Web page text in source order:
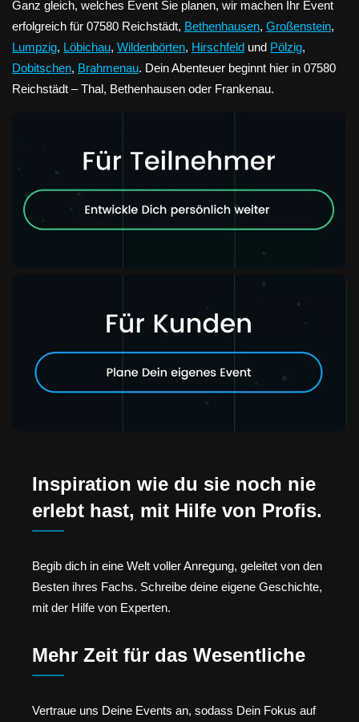
Ganz gleich, welches Event Sie planen, wir machen Ihr Event
erfolgreich für 07580 Reichstädt, Bethenhausen, Großenstein,
Lumpzig, Löbichau, Wildenbörten, Hirschfeld und Pölzig,
Dobitschen, Brahmenau. Dein Abenteuer beginnt hier in 07580
Reichstädt – Thal, Bethenhausen oder Frankenau.
Inspiration wie du sie noch nie
erlebt hast, mit Hilfe von Profis.
Begib dich in eine Welt voller Anregung, geleitet von den
Besten ihres Fachs. Schreibe deine eigene Geschichte,
mit der Hilfe von Experten.
Mehr Zeit für das Wesentliche
Vertraue uns Deine Events an, sodass Dein Fokus auf